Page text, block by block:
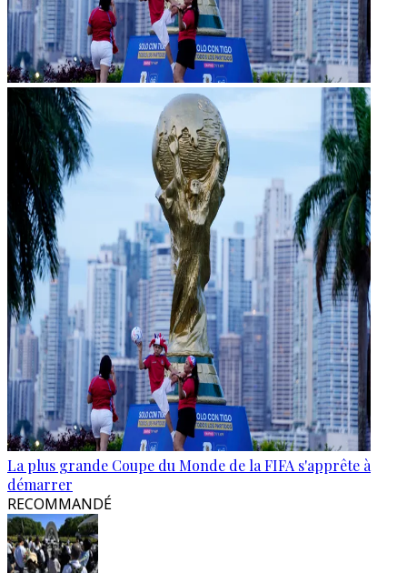
La plus grande Coupe du Monde de la FIFA s'apprête à
démarrer
RECOMMANDÉ